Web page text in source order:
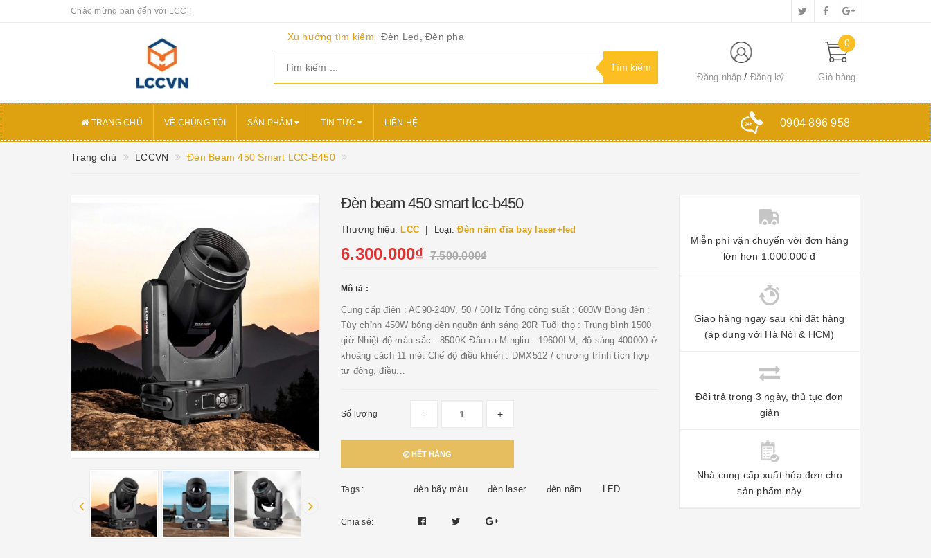
Chào mừng bạn đến với LCC !
Xu hướng tìm kiếm Đèn Led, Đèn pha
Đăng nhập Đăng ký
0
Giỏ hàng
TRANG CHỦ VỀ CHÚNG TÔI SẢN PHẨM TIN TỨC LIÊN HỆ 0904 896 958
Trang chủ LCCVN Đèn Beam 450 Smart LCC-B450
Đèn beam 450 smart lcc-b450
Thương hiệu: LCC Loại:Đèn nấm đĩa bay laser+led
6.300.000₫ 7.500.000₫
Mô tả :
Cung cấp điện : AC90-240V, 50 / 60Hz Tổng công suất : 600W Bóng đèn :
Tùy chỉnh 450W bóng đèn nguồn ánh sáng 20R Tuổi thọ : Trung bình 1500
giờ Nhiệt độ màu sắc : 8500K Đầu ra Mingliu : 19600LM, độ sáng 400000 ở
khoảng cách 11 mét Chế độ điều khiển : DMX512 / chương trình tích hợp
tự động, điều...
Số lượng - +
HẾT HÀNG
Tags : đèn bẩy màu đèn laser đèn nấm LED
Chia sẻ:
Miễn phí vận chuyển với đơn hàng
lớn hơn 1.000.000 đ
Giao hàng ngay sau khi đặt hàng
(áp dụng với Hà Nội & HCM)
Đổi trả trong 3 ngày, thủ tục đơn
giản
Nhà cung cấp xuất hóa đơn cho
sản phẩm này